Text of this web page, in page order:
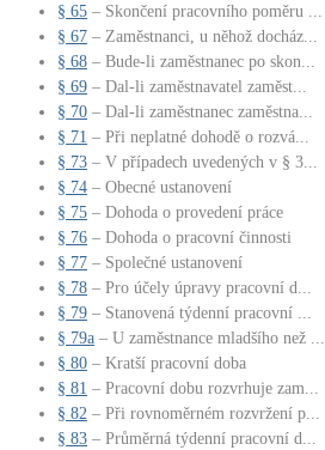
§ 65 – Skončení pracovního poměru ...
§ 67 – Zaměstnanci, u něhož docház...
§ 68 – Bude-li zaměstnanec po skon...
§ 69 – Dal-li zaměstnavatel zaměst...
§ 70 – Dal-li zaměstnanec zaměstna...
§ 71 – Při neplatné dohodě o rozvá...
§ 73 – V případech uvedených v § 3...
§ 74 – Obecné ustanovení
§ 75 – Dohoda o provedení práce
§ 76 – Dohoda o pracovní činnosti
§ 77 – Společné ustanovení
§ 78 – Pro účely úpravy pracovní d...
§ 79 – Stanovená týdenní pracovní ...
§ 79a – U zaměstnance mladšího než ...
§ 80 – Kratší pracovní doba
§ 81 – Pracovní dobu rozvrhuje zam...
§ 82 – Při rovnoměrném rozvržení p...
§ 83 – Průměrná týdenní pracovní d...